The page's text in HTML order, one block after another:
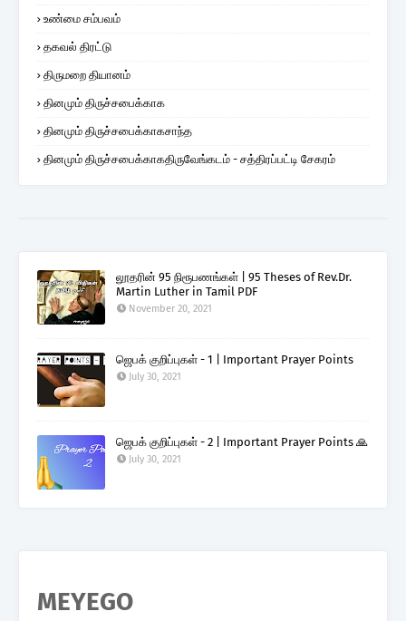
உண்மை சம்பவம்
தகவல் திரட்டு
திருமறை தியானம்
தினமும் திருச்சபைக்காக
தினமும் திருச்சபைக்காகசாந்த
தினமும் திருச்சபைக்காகதிருவேங்கடம் - சத்திரப்பட்டி சேகரம்
லூதரின் 95 நிரூபணங்கள் | 95 Theses of Rev.Dr.
Martin Luther in Tamil PDF
November 20, 2021
ஜெபக் குறிப்புகள் - 1 | Important Prayer Points
July 30, 2021
ஜெபக் குறிப்புகள் - 2 | Important Prayer Points 🙏
July 30, 2021
MEYEGO